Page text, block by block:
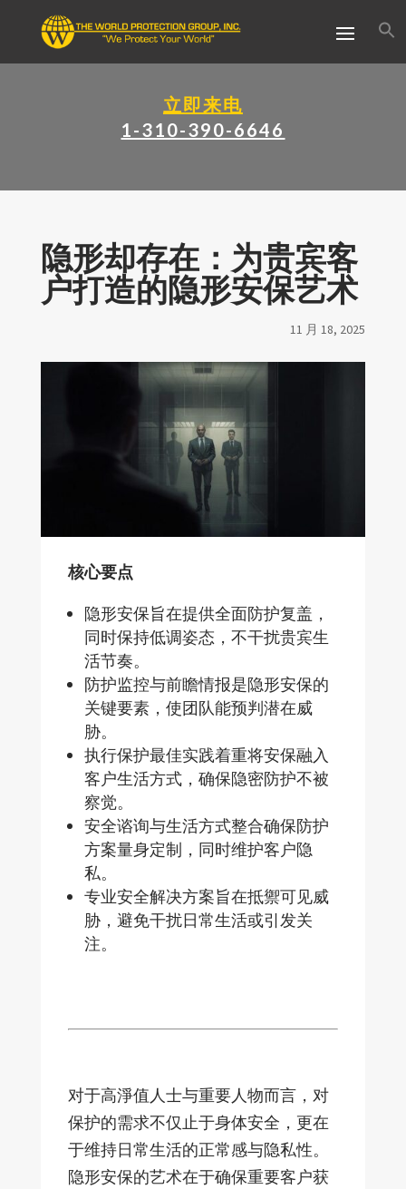
立即来电
1-310-390-6646
隐形却存在：为贵宾客
户打造的隐形安保艺术
11 月 18, 2025
核心要点
隐形安保旨在提供全面防护复盖，
同时保持低调姿态，不干扰贵宾生
活节奏。
防护监控与前瞻情报是隐形安保的
关键要素，使团队能预判潜在威
胁。
执行保护最佳实践着重将安保融入
客户生活方式，确保隐密防护不被
察觉。
安全谘询与生活方式整合确保防护
方案量身定制，同时维护客户隐
私。
专业安全解决方案旨在抵禦可见威
胁，避免干扰日常生活或引发关
注。
对于高淨值人士与重要人物而言，对
保护的需求不仅止于身体安全，更在
于维持日常生活的正常感与隐私性。
隐形安保的艺术在于确保重要客户获